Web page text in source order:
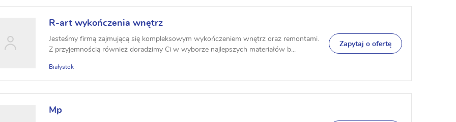
R-art wykończenia wnętrz
Jesteśmy firmą zajmującą się kompleksowym wykończeniem wnętrz oraz remontami.
Z przyjemnością również doradzimy Ci w wyborze najlepszych materiałów b...
Białystok
Zapytaj o ofertę
Mp